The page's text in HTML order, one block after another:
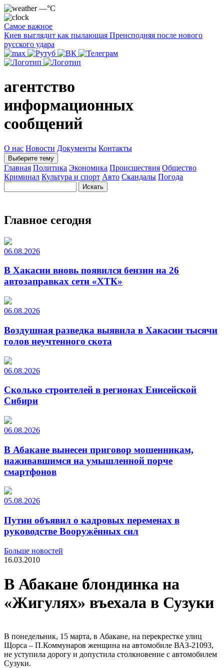
—°C
Самое важное
Киев выглядит как пылающая Преисподняя после нового
русского удара
агентство
информационных
сообщений
О нас Новости Документы Контакты
Выберите тему
Главная Политика Экономика Происшествия Общество
Криминал Культура и спорт Авто Скандалы Погода
Главное сегодня
06.08.2026
В Хакасии вновь появился бензин на 26
автозаправках сети «ХТК»
06.08.2026
Воздушная разведка выявила в Хакасии тысячи
голов неучтенного скота
06.08.2026
Сколько строителей в регионах Енисейской
Сибири
06.08.2026
В Абакане вынесен приговор мошенникам,
наживавшимся на умышленной порче
смартфонов
05.08.2026
Путин объявил о кадровых переменах в
руководстве Вооружённых сил
Больше новостей
16.03.2010
В Абакане блондинка на
«Жигулях» въехала в Сузуки
В понедельник, 15 марта, в Абакане, на перекрестке улиц
Щорса – П.Коммунаров женщина на автомобиле ВАЗ-21093,
не уступила дорогу и допустила столкновение с автомобилем
Сузуки.